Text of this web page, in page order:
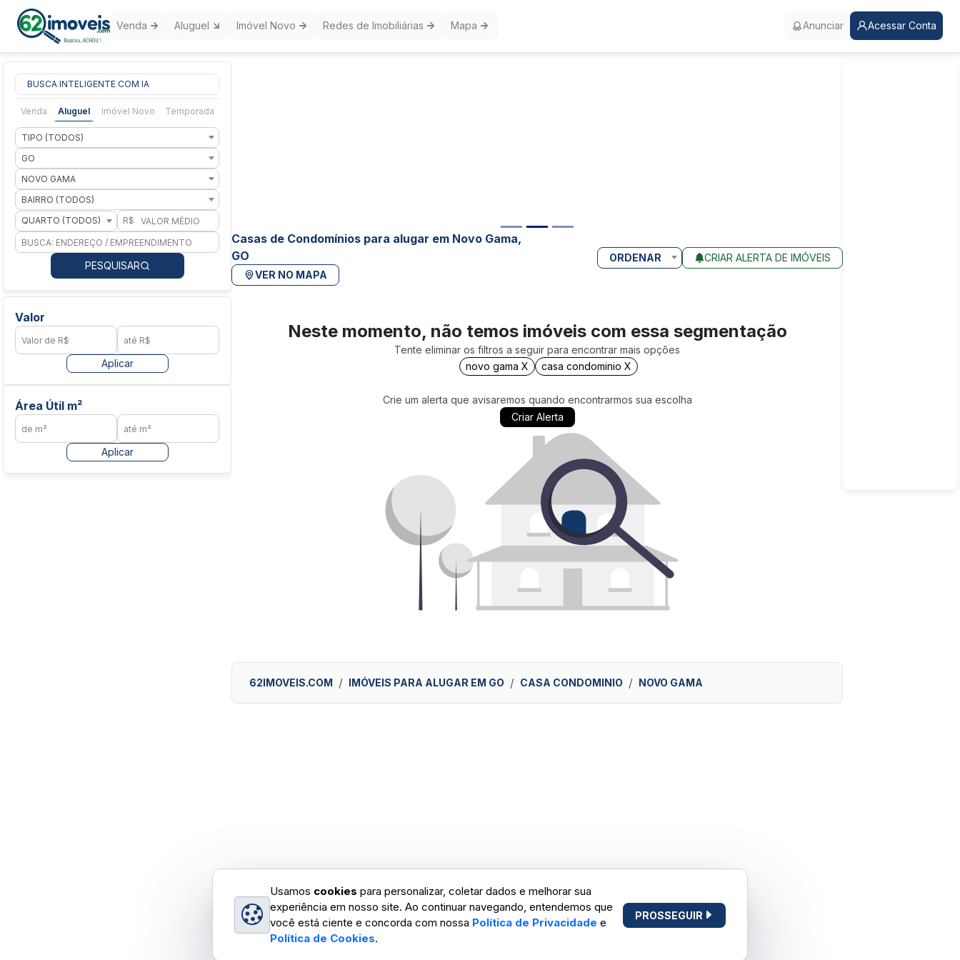
Venda Aluguel Imóvel Novo Redes de Imobiliárias Mapa Anunciar Acessar Conta
BUSCA INTELIGENTE COM IA
Venda Aluguel Imóvel Novo Temporada
TIPO (TODOS)
GO
NOVO GAMA
BAIRRO (TODOS)
QUARTO (TODOS)
R$
PESQUISAR
Valor
Aplicar
Área Útil m²
Aplicar
Casas de Condomínios para alugar em Novo Gama,
GO
VER NO MAPA
ORDENAR CRIAR ALERTA DE IMÓVEIS
Neste momento, não temos imóveis com essa segmentação
Tente eliminar os filtros a seguir para encontrar mais opções
novo gama X
casa condominio X
Crie um alerta que avisaremos quando encontrarmos sua escolha
Criar Alerta
62IMOVEIS.COM IMÓVEIS PARA ALUGAR EM GO CASA CONDOMINIO NOVO GAMA
Usamos cookies para personalizar, coletar dados e melhorar sua
experiência em nosso site. Ao continuar navegando, entendemos que
você está ciente e concorda com nossa Política de Privacidade e
Política de Cookies.
PROSSEGUIR